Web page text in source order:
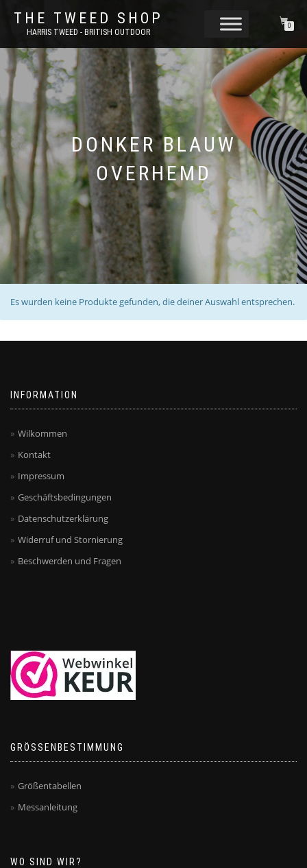
THE TWEED SHOP
HARRIS TWEED - BRITISH OUTDOOR
0
DONKER BLAUW
OVERHEMD
Es wurden keine Produkte gefunden, die deiner Auswahl entsprechen.
INFORMATION
Wilkommen
Kontakt
Impressum
Geschäftsbedingungen
Datenschutzerklärung
Widerruf und Stornierung
Beschwerden und Fragen
GRÖSSENBESTIMMUNG
Größentabellen
Messanleitung
WO SIND WIR?